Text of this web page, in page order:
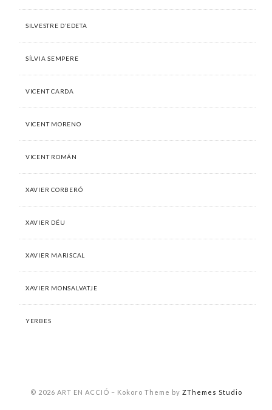
SILVESTRE D’EDETA
SÍLVIA SEMPERE
VICENT CARDA
VICENT MORENO
VICENT ROMÁN
XAVIER CORBERÓ
XAVIER DÉU
XAVIER MARISCAL
XAVIER MONSALVATJE
YERBES
© 2026 ART EN ACCIÓ – Kokoro Theme by ZThemes Studio